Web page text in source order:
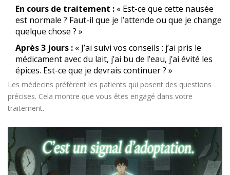
En cours de traitement : « Est-ce que cette nausée
est normale ? Faut-il que je l’attende ou que je change
quelque chose ? »
Après 3 jours : « J’ai suivi vos conseils : j’ai pris le
médicament avec du lait, j’ai bu de l’eau, j’ai évité les
épices. Est-ce que je devrais continuer ? »
Les médecins préfèrent les patients qui posent des questions
précises. Cela montre que vous êtes engagé dans votre
traitement.